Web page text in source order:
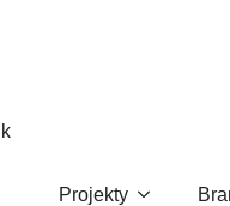
Projekty